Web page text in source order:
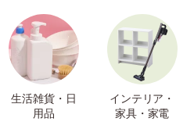
生活雑貨・日
用品
インテリア・
家具・家電